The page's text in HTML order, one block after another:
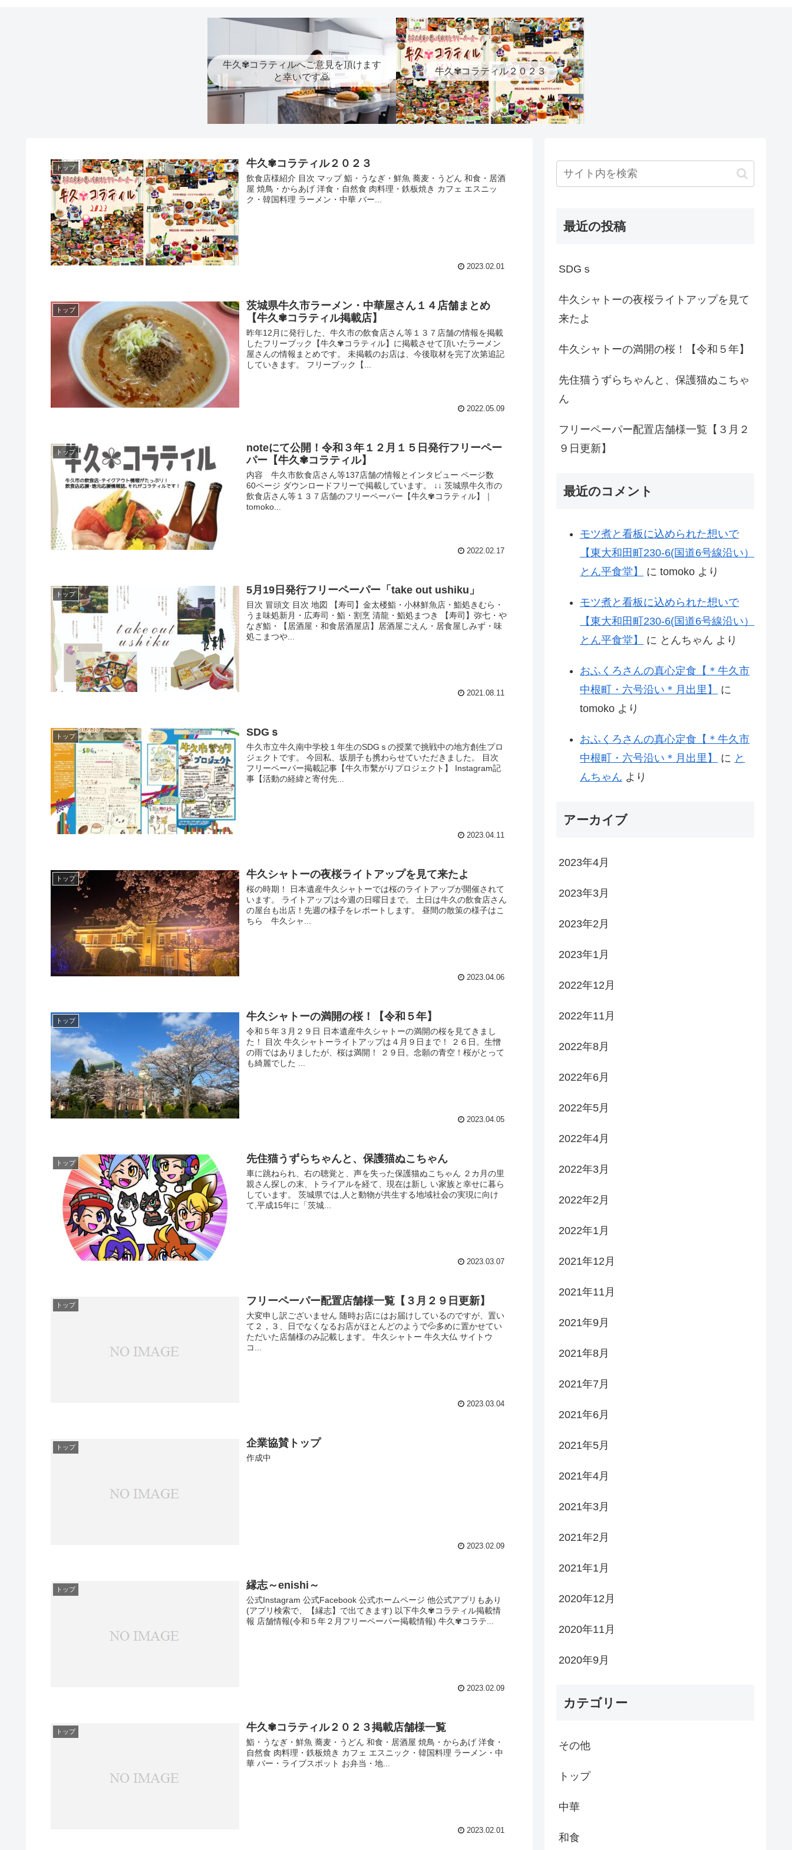
牛久✾コラティルへご意見を頂けます
と幸いです🙇
牛久✾コラティル２０２３
トップ 牛久✾コラティル２０２３
飲食店様紹介 目次 マップ 鮨・うなぎ・鮮魚 蕎麦・うどん 和食・居酒
屋 焼鳥・からあげ 洋食・自然食 肉料理・鉄板焼き カフェ エスニッ
ク・韓国料理 ラーメン・中華 バー...
2023.02.01
トップ
茨城県牛久市ラーメン・中華屋さん１４店舗まとめ
【牛久✾コラティル掲載店】
昨年12月に発行した、牛久市の飲食店さん等１３７店舗の情報を掲載
したフリーブック【牛久✾コラティル】に掲載させて頂いたラーメン
屋さんの情報まとめです。 未掲載のお店は、今後取材を完了次第追記
していきます。 フリーブック【...
2022.05.09
トップ
noteにて公開！令和３年１２月１５日発行フリーペー
パー【牛久✾コラティル】
内容 牛久市飲食店さん等137店舗の情報とインタビュー ページ数
60ページ ダウンロードフリーで掲載しています。 ↓↓ 茨城県牛久市の
飲食店さん等１３７店舗のフリーペーパー【牛久✾コラティル】｜
tomoko...
2022.02.17
トップ 5月19日発行フリーペーパー「take out ushiku」
目次 冒頭文 目次 地図 【寿司】金太楼鮨・小林鮮魚店・鮨処きむら・
うま味処新月・広寿司・鮨・割烹 清龍・鮨処まつき 【寿司】弥七・や
なぎ鮨・【居酒屋・和食居酒屋店】居酒屋ごえん・居食屋しみず・味
処こまつや...
2021.08.11
トップ SDGｓ
牛久市立牛久南中学校１年生のSDGｓの授業で挑戦中の地方創生プロ
ジェクトです。 今回私、坂朋子も携わらせていただきました。 目次
フリーペーパー掲載記事【牛久市繫がりプロジェクト】 Instagram記
事【活動の経緯と寄付先...
2023.04.11
トップ 牛久シャトーの夜桜ライトアップを見て来たよ
桜の時期！ 日本遺産牛久シャトーでは桜のライトアップが開催されて
います。 ライトアップは今週の日曜日まで。 土日は牛久の飲食店さん
の屋台も出店！先週の様子をレポートします。 昼間の散策の様子はこ
ちら 牛久シャ...
2023.04.06
トップ 牛久シャトーの満開の桜！【令和５年】
令和５年３月２９日 日本遺産牛久シャトーの満開の桜を見てきまし
た！ 目次 牛久シャトーライトアップは４月９日まで！ ２６日。生憎
の雨ではありましたが、桜は満開！ ２９日。念願の青空！桜がとって
も綺麗でした ...
2023.04.05
トップ 先住猫うずらちゃんと、保護猫ぬこちゃん
車に跳ねられ、右の聴覚と、声を失った保護猫ぬこちゃん ２カ月の里
親さん探しの末、トライアルを経て、現在は新し い家族と幸せに暮ら
しています。 茨城県では,人と動物が共生する地域社会の実現に向け
て,平成15年に「茨城...
2023.03.07
トップ フリーペーパー配置店舗様一覧【３月２９日更新】
大変申し訳ございません 随時お店にはお届けしているのですが、置い
て２，３、日でなくなるお店がほとんどのようで💦多めに置かせてい
ただいた店舗様のみ記載します。 牛久シャトー 牛久大仏 サイトウ
コ...
2023.03.04
トップ 企業協賛トップ
作成中
2023.02.09
トップ 縁志～enishi～
公式Instagram 公式Facebook 公式ホームページ 他公式アプリもあり
(アプリ検索で、【縁志】で出てきます) 以下牛久✾コラティル掲載情
報 店舗情報(令和５年２月フリーペーパー掲載情報) 牛久✾コラテ...
2023.02.09
トップ 牛久✾コラティル２０２３掲載店舗様一覧
鮨・うなぎ・鮮魚 蕎麦・うどん 和食・居酒屋 焼鳥・からあげ 洋食・
自然食 肉料理・鉄板焼き カフェ エスニック・韓国料理 ラーメン・中
華 バー・ライブスポット お弁当・地...
2023.02.01
最近の投稿
SDGｓ
牛久シャトーの夜桜ライトアップを見て
来たよ
牛久シャトーの満開の桜！【令和５年】
先住猫うずらちゃんと、保護猫ぬこちゃ
ん
フリーペーパー配置店舗様一覧【３月２
９日更新】
最近のコメント
モツ煮と看板に込められた想いで
【東大和田町230-6(国道6号線沿い）
とん平食堂】
に tomoko より
モツ煮と看板に込められた想いで
【東大和田町230-6(国道6号線沿い）
とん平食堂】
に とんちゃん より
おふくろさんの真心定食【＊牛久市
中根町・六号沿い＊月出里】
に
tomoko より
おふくろさんの真心定食【＊牛久市
中根町・六号沿い＊月出里】
に と
んちゃん より
アーカイブ
2023年4月
2023年3月
2023年2月
2023年1月
2022年12月
2022年11月
2022年8月
2022年6月
2022年5月
2022年4月
2022年3月
2022年2月
2022年1月
2021年12月
2021年11月
2021年9月
2021年8月
2021年7月
2021年6月
2021年5月
2021年4月
2021年3月
2021年2月
2021年1月
2020年12月
2020年11月
2020年9月
カテゴリー
その他
トップ
中華
和食